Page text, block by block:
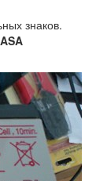
знаков.